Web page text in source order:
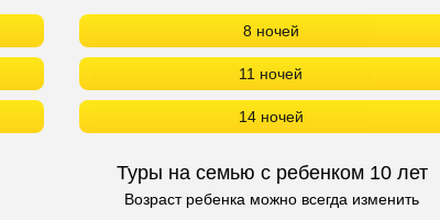
8 ночей
11 ночей
14 ночей
Туры на семью с ребенком 10 лет
Возраст ребенка можно всегда изменить